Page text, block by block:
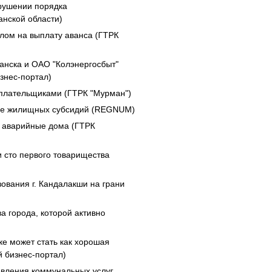
порядка
области)
на выплату аванса (ГТРК
и ОАО "Колэнергосбыт"
портал)
(ГТРК "Мурман")
жилищных субсидий (REGNUM)
аварийные дома (ГТРК
сто первого товарищества
г. Кандалакши на грани
города, которой активно
может стать как хорошая
бизнес-портал)